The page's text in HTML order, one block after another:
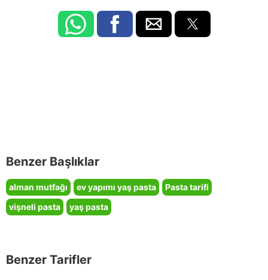
Benzer Başlıklar
alman mutfağı ev yapımı yaş pasta
Pasta tarifi
vişneli pasta
yaş pasta
Benzer Tarifler